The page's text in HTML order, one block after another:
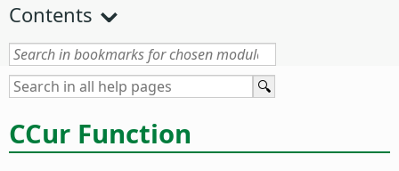
Contents
CCur Function